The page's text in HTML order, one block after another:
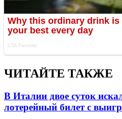
ЧИТАЙТЕ ТАКЖЕ
В Италии двое суток
лотерейный билет с